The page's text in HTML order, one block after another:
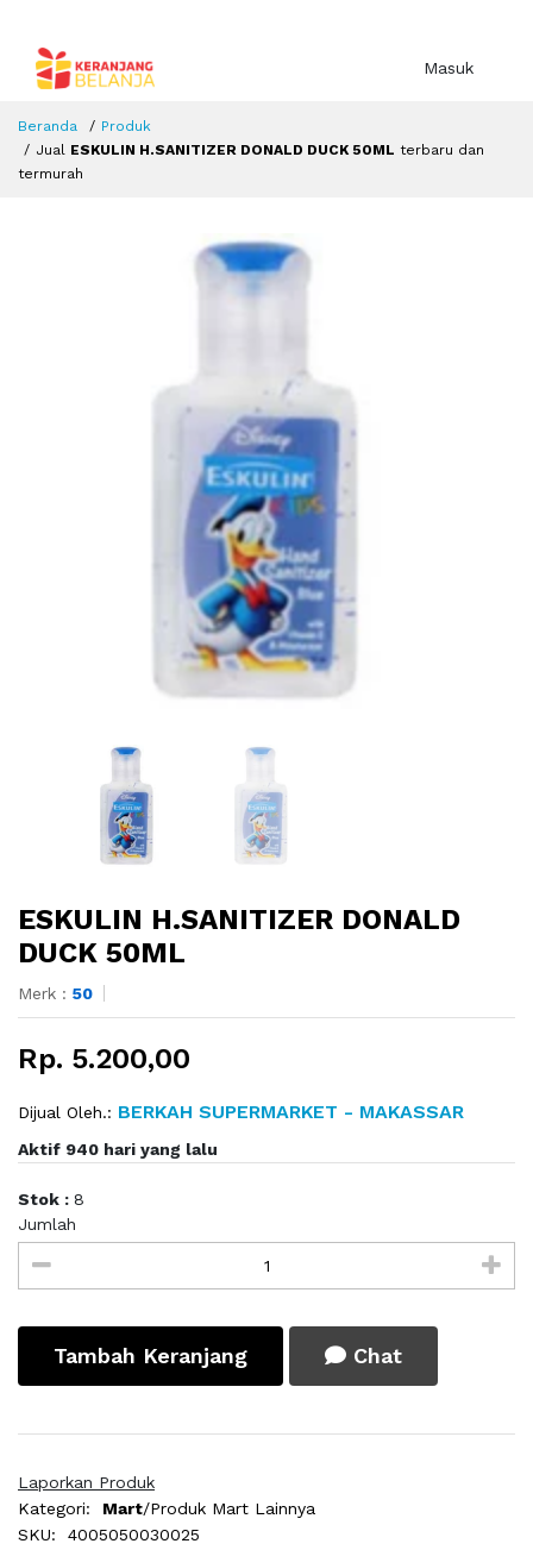
Masuk
Beranda
Produk
Jual ESKULIN H.SANITIZER DONALD DUCK 50ML terbaru dan
termurah
ESKULIN H.SANITIZER DONALD
DUCK 50ML
Merk : 50
Rp. 5.200,00
Dijual Oleh.: BERKAH SUPERMARKET - MAKASSAR
Aktif 940 hari yang lalu
Stok : 8
Jumlah
Tambah Keranjang Chat
Laporkan Produk
Kategori:
Mart/Produk Mart Lainnya
SKU:
4005050030025